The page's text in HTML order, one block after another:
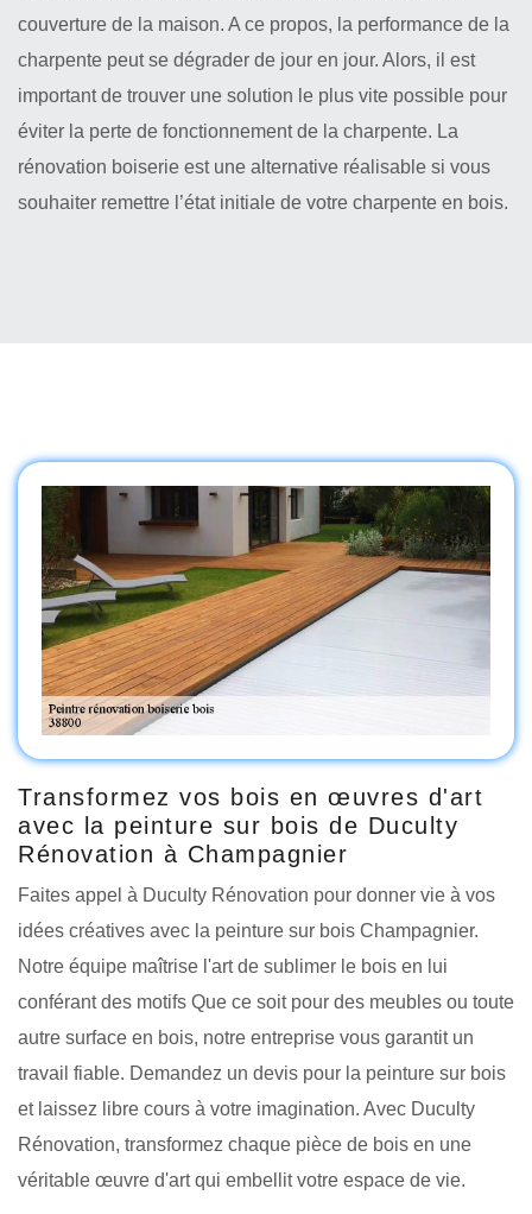
couverture de la maison. A ce propos, la performance de la
charpente peut se dégrader de jour en jour. Alors, il est
important de trouver une solution le plus vite possible pour
éviter la perte de fonctionnement de la charpente. La
rénovation boiserie est une alternative réalisable si vous
souhaiter remettre l’état initiale de votre charpente en bois.
Transformez vos bois en œuvres d'art
avec la peinture sur bois de Duculty
Rénovation à Champagnier
Faites appel à Duculty Rénovation pour donner vie à vos
idées créatives avec la peinture sur bois Champagnier.
Notre équipe maîtrise l'art de sublimer le bois en lui
conférant des motifs Que ce soit pour des meubles ou toute
autre surface en bois, notre entreprise vous garantit un
travail fiable. Demandez un devis pour la peinture sur bois
et laissez libre cours à votre imagination. Avec Duculty
Rénovation, transformez chaque pièce de bois en une
véritable œuvre d'art qui embellit votre espace de vie.